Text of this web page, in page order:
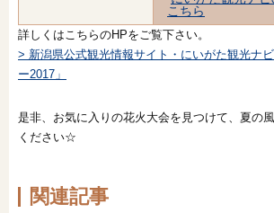
こちら
詳しくはこちらのHPをご覧下さい。
> 新潟県公式観光情報サイト・にいがた観光ナ
ー2017」
是非、お気に入りの花火大会を見つけて、夏の
ください☆
関連記事